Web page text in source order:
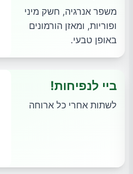
משפר אנרגיה, חשק מיני
ופוריות, ומאזן הורמונים
באופן טבעי.
ביי לנפיחות!
לשתות אחרי כל ארוחה